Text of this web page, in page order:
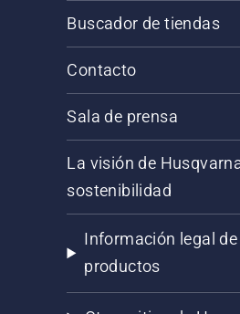
Buscador de tiendas
Contacto
Sala de prensa
La visión de
sostenibilidad
Información legal de
productos